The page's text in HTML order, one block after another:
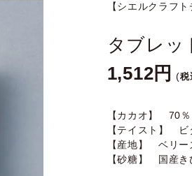
【シエルクラフ
タブレ
1,512
税
【カカオ】 70％
【テイスト】 ビ
【産地】 ベリー
【砂糖】 国産き